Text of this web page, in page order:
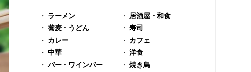
ラーメン
居酒屋・和食
蕎麦・うどん
寿司
カレー
カフェ
中華
洋食
バー・ワインバー
焼き鳥